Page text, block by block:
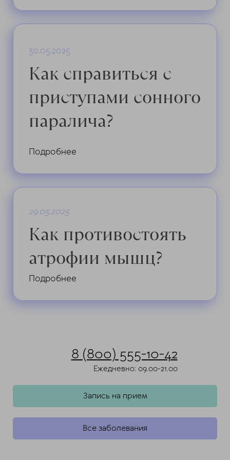
30.05.2025
Как справиться с
приступами сонного
паралича?
Подробнее
29.05.2025
Как противостоять
атрофии мышц?
Подробнее
8 (800) 555-10-42
Ежедневно: 09.00-21.00
Запись на прием
Все заболевания